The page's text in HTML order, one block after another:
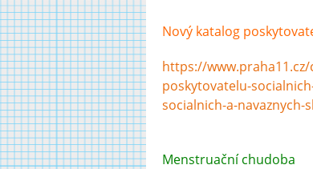
Nový katalog
https://
poskytovatelu-
socialnich-a-navaznych-
Menstruační chudoba